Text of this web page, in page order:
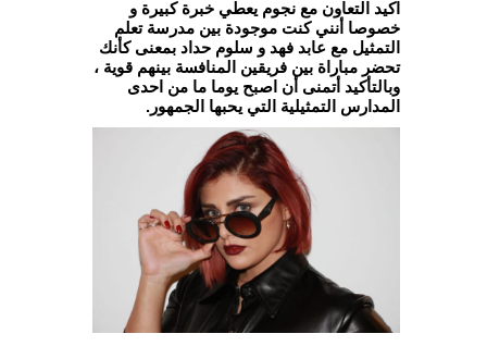
اكيد التعاون مع نجوم يعطي خبرة كبيرة و
خصوصا أنني كنت موجودة بين مدرسة تعلم
التمثيل مع عابد فهد و سلوم حداد بمعنى كأنك
تحضر مباراة بين فريقين المنافسة بينهم قوية ،
وبالتأكيد أتمنى أن اصبح يوما ما من احدى
المدارس التمثيلية التي يحبها الجمهور.